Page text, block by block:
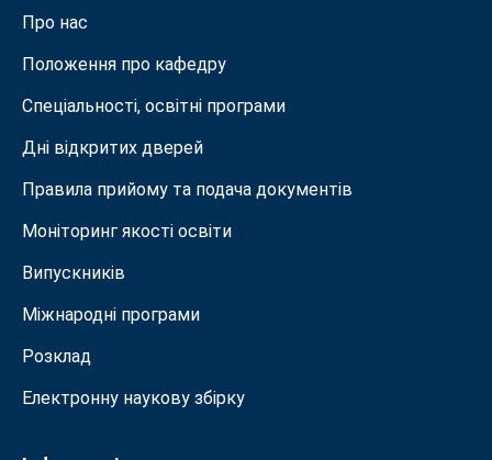
Про нас
Положення про кафедру
Спеціальності, освітні програми
Дні відкритих дверей
Правила прийому та подача документiв
Моніторинг якості освіти
Випускників
Міжнародні програми
Розклад
Електронну наукову збірку